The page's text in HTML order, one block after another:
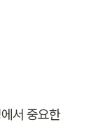
서 중요한